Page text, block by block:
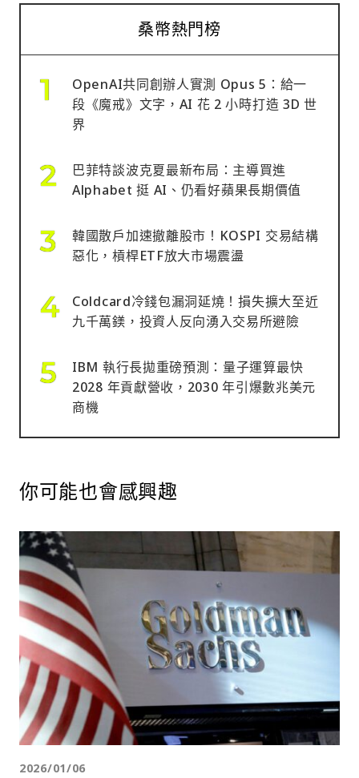
桑幣熱門榜
OpenAI共同創辦人實測 Opus 5：給一
段《魔戒》文字，AI 花 2 小時打造 3D 世
界
巴菲特談波克夏最新布局：主導買進
Alphabet 挺 AI、仍看好蘋果長期價值
韓國散戶加速撤離股市！KOSPI 交易結構
惡化，槓桿ETF放大市場震盪
Coldcard冷錢包漏洞延燒！損失擴大至近
九千萬鎂，投資人反向湧入交易所避險
IBM 執行長拋重磅預測：量子運算最快
2028 年貢獻營收，2030 年引爆數兆美元
商機
你可能也會感興趣
2026/01/06